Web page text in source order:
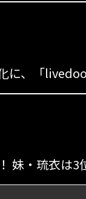
妹・琉衣は3